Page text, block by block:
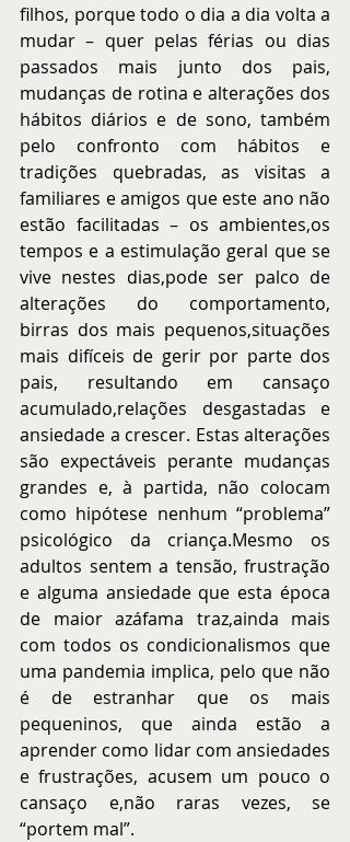
filhos, porque todo o dia a dia volta a
mudar – quer pelas férias ou dias
passados mais junto dos pais,
mudanças de rotina e alterações dos
hábitos diários e de sono, também
pelo confronto com hábitos e
tradições quebradas, as visitas a
familiares e amigos que este ano não
estão facilitadas – os ambientes,os
tempos e a estimulação geral que se
vive nestes dias,pode ser palco de
alterações do comportamento,
birras dos mais pequenos,situações
mais difíceis de gerir por parte dos
pais, resultando em cansaço
acumulado,relações desgastadas e
ansiedade a crescer. Estas alterações
são expectáveis perante mudanças
grandes e, à partida, não colocam
como hipótese nenhum “problema”
psicológico da criança.Mesmo os
adultos sentem a tensão, frustração
e alguma ansiedade que esta época
de maior azáfama traz,ainda mais
com todos os condicionalismos que
uma pandemia implica, pelo que não
é de estranhar que os mais
pequeninos, que ainda estão a
aprender como lidar com ansiedades
e frustrações, acusem um pouco o
cansaço e,não raras vezes, se
“portem mal”.